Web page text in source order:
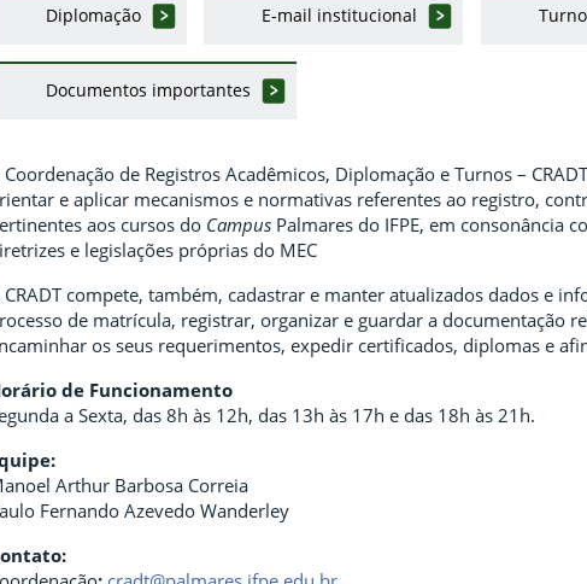
Diplomação E-mail institucional
Documentos importantes
Coordenação de Registros Acadêmicos, Diplomação e Turnos –
e aplicar mecanismos e normativas referentes ao registro,
aos cursos do Campus Palmares do IFPE, em consonância
e legislações próprias do MEC
CRADT compete, também, cadastrar e manter atualizados dados e
de matrícula, registrar, organizar e guardar a documentação
os seus requerimentos, expedir certificados, diplomas e
de Funcionamento
a Sexta, das 8h às 12h, das 13h às 17h e das 18h às 21h.
Arthur Barbosa Correia
Fernando Azevedo Wanderley